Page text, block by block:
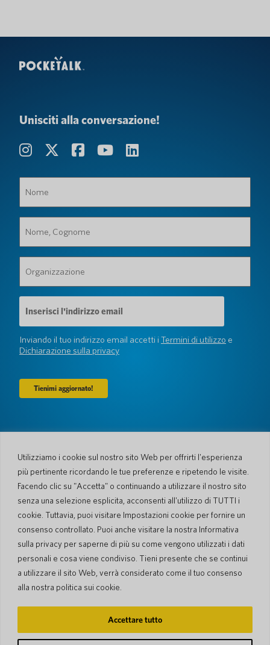
Utilizziamo i cookie sul nostro sito Web per offrirti l'esperienza
più pertinente ricordando le tue preferenze e ripetendo le visite.
Facendo clic su "Accetta" o continuando a utilizzare il nostro sito
senza una selezione esplicita, acconsenti all'utilizzo di TUTTI i
cookie. Tuttavia, puoi visitare Impostazioni cookie per fornire un
consenso controllato. Puoi anche visitare la nostra Informativa
sulla privacy per saperne di più su come vengono utilizzati i dati
personali e cosa viene condiviso. Tieni presente che se continui
a utilizzare il sito Web, verrà considerato come il tuo consenso
alla nostra politica sui cookie.
Accettare tutto
Unisciti alla conversazione!
(Obbligatorio)
Cognome
(Obbligatorio)
(Obbligatorio)
Indirizzo
e-
mail
(Obbligatorio)
Inviando il tuo indirizzo email accetti iTermini di utilizzo e
Dichiarazione sulla privacy
Chi siamo
Lingue e Nazioni
Blog
Newsroom
#AllSpokenHere
Supporto
Servizio Clienti
Processo spedizione di
ritorno
Processo di spedizione
Garanzia limitata
Sicurezza PocketTalk
Contattaci
Richiesta
Gestione dei Cookie
Dichiarazione sulla privacy